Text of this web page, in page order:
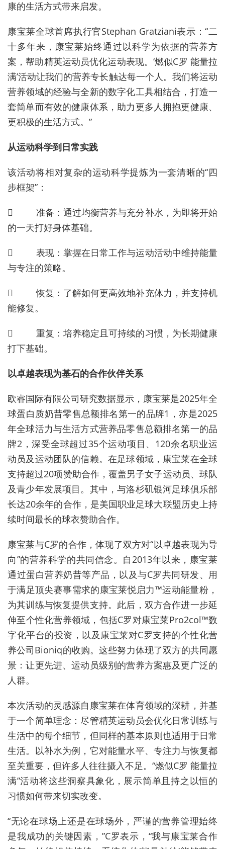
康的生活方式带来启发。
康宝莱全球首席执行官Stephan Gratziani表示：“二
十多年来，康宝莱始终通过以科学为依据的营养方
案，帮助精英运动员优化运动表现。‘燃似C罗 能量拉
满’活动让我们的营养专长触达每一个人。我们将运动
营养领域的经验与全新的数字化工具相结合，打造一
套简单而有效的健康体系，助力更多人拥抱更健康、
更积极的生活方式。”
从运动科学到日常实践
该活动将相对复杂的运动科学提炼为一套清晰的“四
步框架”：
 准备：通过均衡营养与充分补水，为即将开始
的一天打好身体基础。
 表现：掌握在日常工作与运动活动中维持能量
与专注的策略。
 恢复：了解如何更高效地补充体力，并支持机
能修复。
 重复：培养稳定且可持续的习惯，为长期健康
打下基础。
以卓越表现为基石的合作伙伴关系
欧睿国际有限公司研究数据显示，康宝莱是2025年全
球蛋白质奶昔零售总额排名第一的品牌1，亦是2025
年全球活力与生活方式营养品零售总额排名第一的品
牌2，深受全球超过35个运动项目、120余名职业运
动员及运动团队的信赖。在足球领域，康宝莱在全球
支持超过20项赞助合作，覆盖男子女子运动员、球队
及青少年发展项目。其中，与洛杉矶银河足球俱乐部
长达20余年的合作，是美国职业足球大联盟历史上持
续时间最长的球衣赞助合作。
康宝莱与C罗的合作，体现了双方对“以卓越表现为导
向”的营养科学的共同信念。自2013年以来，康宝莱
通过蛋白营养奶昔等产品，以及与C罗共同研发、用
于满足顶尖赛事需求的康宝莱悦启力™运动能量粉，
为其训练与恢复提供支持。此后，双方合作进一步延
伸至个性化营养领域，包括C罗对康宝莱Pro2col™数
字化平台的投资，以及康宝莱对C罗支持的个性化营
养公司Bioniq的收购。这些努力体现了双方的共同愿
景：让更先进、运动员级别的营养方案惠及更广泛的
人群。
本次活动的灵感源自康宝莱在体育领域的深耕，并基
于一个简单理念：尽管精英运动员会优化日常训练与
生活中的每个细节，但同样的基本原则也适用于日常
生活。以补水为例，它对能量水平、专注力与恢复都
至关重要，但许多人往往摄入不足。“燃似C罗 能量拉
满”活动将这些洞察具象化，展示简单且持之以恒的
习惯如何带来切实改变。
“无论在球场上还是在球场外，严谨的营养管理始终
是我成功的关键因素，”C罗表示，“我与康宝莱合作